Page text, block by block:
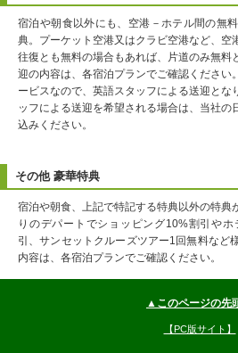
宿泊や朝食以外にも、空港－ホテル間の無
典。プーケット空港又はクラビ空港など、空
往復とも無料の場合もあれば、片道のみ無料
迎の内容は、各宿泊プランでご確認ください
ービスなので、英語スタッフによる送迎とな
ッフによる送迎を希望される場合は、当社の
込みください。
その他 豪華特典
宿泊や朝食、上記で特記する特典以外の特典
りのデパートでショッピング10%割引や
引、サンセットクルーズツアー1回無料など
内容は、各宿泊プランでご確認ください。
▲このページの先
【PC版サイト】